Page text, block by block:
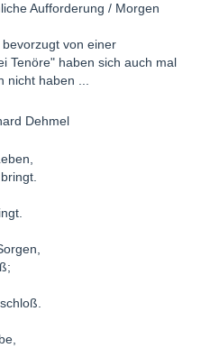
Aufforderung / Morgen
von einer
Tenöre" haben sich auch mal
nicht haben ...
Dehmel